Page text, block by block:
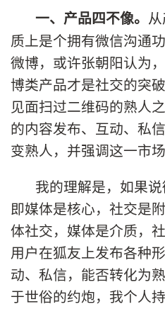
一、产品四不像。
质上是个拥有微信沟通
微博，或许张朝阳认为
博类产品才是社交的突
见面扫过二维码的熟人
的内容发布、互动、私
变熟人，并强调这一市
我的理解是，如果说
即媒体是核心，社交是
体社交，媒体是介质，
用户在狐友上发布各种
动、私信，能否转化为
于世俗的约炮，我个人持